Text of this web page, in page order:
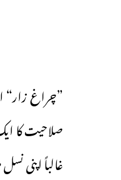
”چراغ زار“
صلاحیت کا
غالباً اپنی